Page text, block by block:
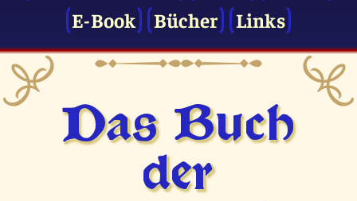
E-Book
Bücher Links
Das Buch
der